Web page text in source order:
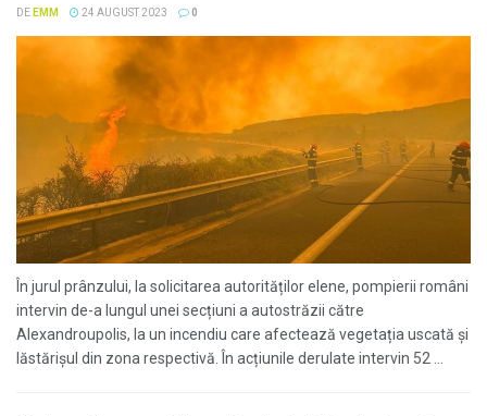
DE EMM 24 AUGUST 2023 0
În jurul prânzului, la solicitarea autorităților elene, pompierii români
intervin de-a lungul unei secțiuni a autostrăzii către
Alexandroupolis, la un incendiu care afectează vegetația uscată și
lăstărișul din zona respectivă. În acțiunile derulate intervin 52 ...